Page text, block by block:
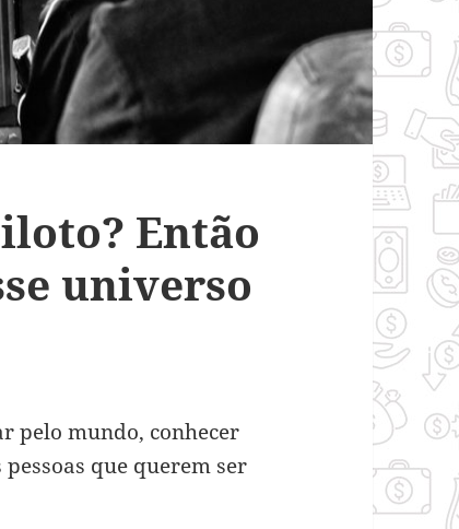
Então
universo
pelo mundo, conhecer
que querem ser